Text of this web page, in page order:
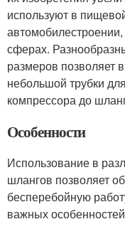
используют в
сферах.
размеров позволяет
небольшой трубки
компрессора до
Особенности
Использование в
шлангов позволяет
бесперебойную
важных